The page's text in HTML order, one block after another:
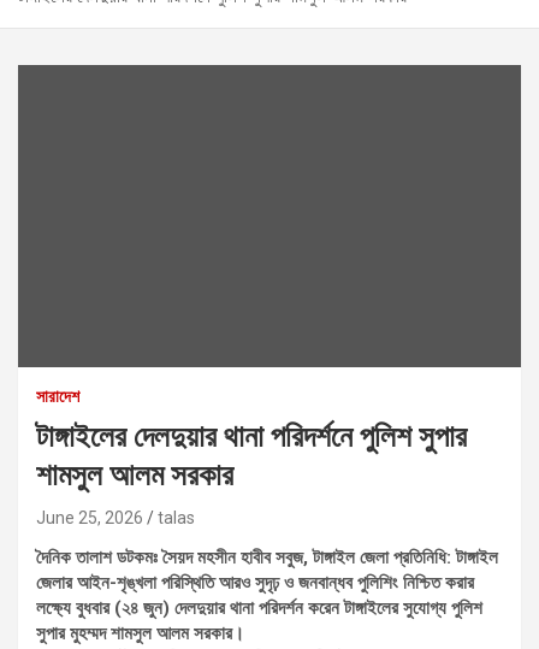
সারাদেশ
টাঙ্গাইলের দেলদুয়ার থানা পরিদর্শনে পুলিশ সুপার
শামসুল আলম সরকার
June 25, 2026 talas
দৈনিক তালাশ ডটকমঃ সৈয়দ মহসীন হাবীব সবুজ, টাঙ্গাইল জেলা প্রতিনিধি: টাঙ্গাইল
জেলার আইন-শৃঙ্খলা পরিস্থিতি আরও সুদৃঢ় ও জনবান্ধব পুলিশিং নিশ্চিত করার
লক্ষ্যে বুধবার (২৪ জুন) দেলদুয়ার থানা পরিদর্শন করেন টাঙ্গাইলের সুযোগ্য পুলিশ
সুপার মুহম্মদ শামসুল আলম সরকার।